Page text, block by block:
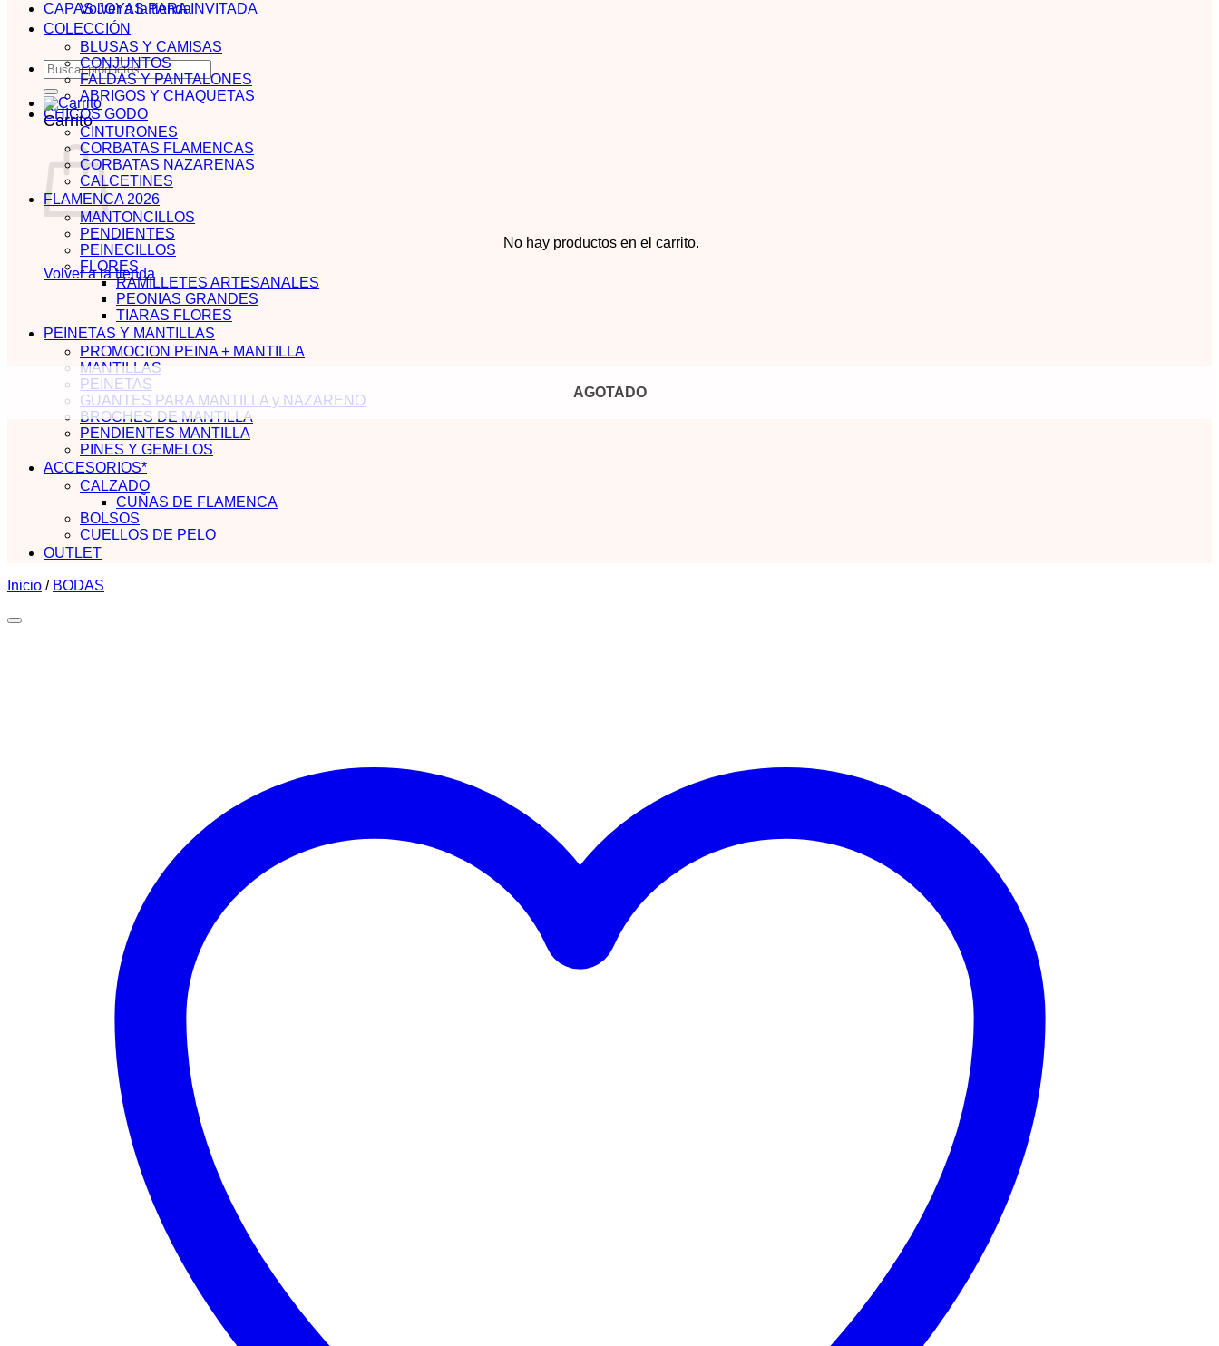
Volver a la tienda
Buscar
por:
Carrito
No hay productos en el carrito.
Volver a la tienda
CAPAS JOYAS PARA INVITADA
COLECCIÓN
BLUSAS Y CAMISAS
CONJUNTOS
FALDAS Y PANTALONES
ABRIGOS Y CHAQUETAS
CHICOS GODO
CINTURONES
CORBATAS FLAMENCAS
CORBATAS NAZARENAS
CALCETINES
FLAMENCA 2026
MANTONCILLOS
PENDIENTES
PEINECILLOS
FLORES
RAMILLETES ARTESANALES
PEONIAS GRANDES
TIARAS FLORES
PEINETAS Y MANTILLAS
PROMOCION PEINA + MANTILLA
MANTILLAS
PEINETAS
GUANTES PARA MANTILLA y NAZARENO
BROCHES DE MANTILLA
PENDIENTES MANTILLA
PINES Y GEMELOS
ACCESORIOS*
CALZADO
CUÑAS DE FLAMENCA
BOLSOS
CUELLOS DE PELO
OUTLET
Inicio / BODAS
AGOTADO